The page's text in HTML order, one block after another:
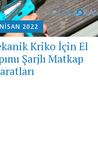
2022
Kriko İçin El
Şarjlı Matkap